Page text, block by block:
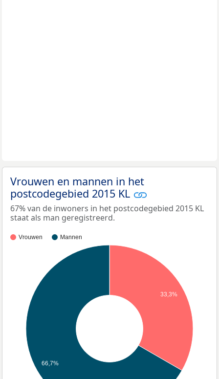
Vrouwen en mannen in het
postcodegebied 2015 KL
67% van de inwoners in het postcodegebied 2015 KL
staat als man geregistreerd.
Vrouwen Mannen
33,3%
66,7%